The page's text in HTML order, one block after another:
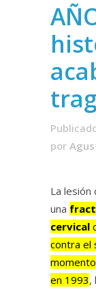
por
La lesión
una
cervical
contra el
en 1993,